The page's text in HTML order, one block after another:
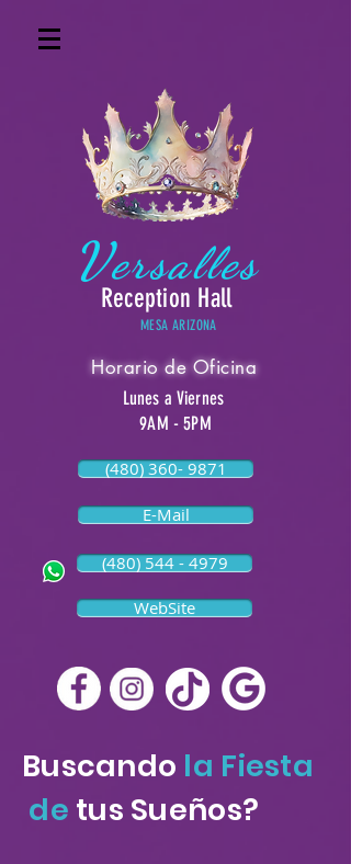
Versalles
Reception Hall
MESA ARIZONA
Horario de Oficina
Lunes a Viernes
9AM - 5PM
(480) 360- 9871
E-Mail
(480) 544 - 4979
WebSite
Buscando la Fiesta
de tus Sueños?